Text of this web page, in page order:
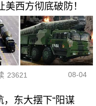
西方彻底破防！
23621 08-04
，东大摆下“阳谋